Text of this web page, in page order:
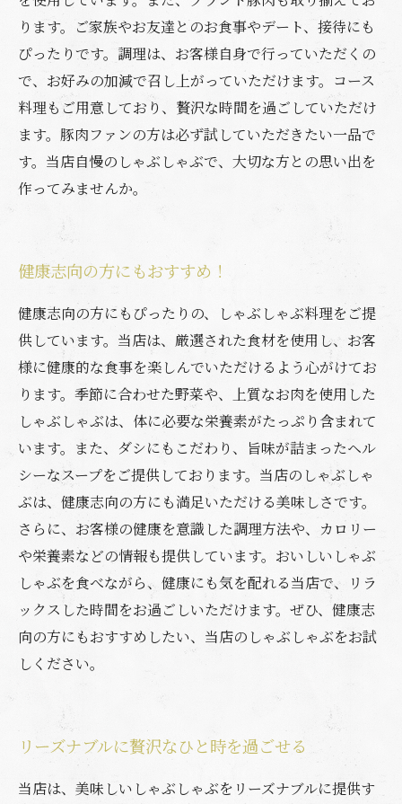
ります。ご家族やお友達とのお食事やデート、接待にも
ぴったりです。調理は、お客様自身で行っていただくの
で、お好みの加減で召し上がっていただけます。コース
料理もご用意しており、贅沢な時間を過ごしていただけ
ます。豚肉ファンの方は必ず試していただきたい一品で
す。当店自慢のしゃぶしゃぶで、大切な方との思い出を
作ってみませんか。
健康志向の方にもおすすめ！
健康志向の方にもぴったりの、しゃぶしゃぶ料理をご提
供しています。当店は、厳選された食材を使用し、お客
様に健康的な食事を楽しんでいただけるよう心がけてお
ります。季節に合わせた野菜や、上質なお肉を使用した
しゃぶしゃぶは、体に必要な栄養素がたっぷり含まれて
います。また、ダシにもこだわり、旨味が詰まったヘル
シーなスープをご提供しております。当店のしゃぶしゃ
ぶは、健康志向の方にも満足いただける美味しさです。
さらに、お客様の健康を意識した調理方法や、カロリー
や栄養素などの情報も提供しています。おいしいしゃぶ
しゃぶを食べながら、健康にも気を配れる当店で、リラ
ックスした時間をお過ごしいただけます。ぜひ、健康志
向の方にもおすすめしたい、当店のしゃぶしゃぶをお試
しください。
リーズナブルに贅沢なひと時を過ごせる
当店は、美味しいしゃぶしゃぶをリーズナブルに提供す